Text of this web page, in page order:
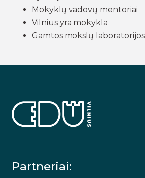
Mokyklų vadovų mentoriai
Vilnius yra mokykla
Gamtos mokslų laboratorijos
Partneriai: